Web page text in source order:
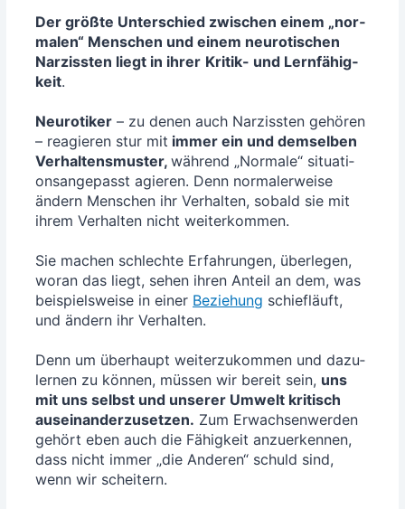
Der größ­te Unter­schied zwi­schen einem „nor­
ma­len“ Men­schen und einem neu­ro­ti­schen
Nar­ziss­ten liegt in ihrer Kri­tik- und Lern­fä­hig­
keit.
Neu­ro­ti­ker – zu denen auch Nar­ziss­ten gehö­ren
– reagie­ren stur mit immer ein und dem­sel­ben
Ver­hal­tens­mus­ter,wäh­rend „Nor­ma­le“ situa­ti­
ons­an­ge­passt agie­ren. Denn nor­ma­ler­wei­se
ändern Men­schen ihr Ver­hal­ten, sobald sie mit
ihrem Ver­hal­ten nicht wei­ter­kom­men.
Sie machen schlech­te Erfah­run­gen, über­le­gen,
wor­an das liegt, sehen ihren Anteil an dem, was
bei­spiels­wei­se in einer Bezie­hung schief­läuft,
und ändern ihr Ver­hal­ten.
Denn um über­haupt wei­ter­zu­kom­men und dazu­
ler­nen zu kön­nen, müs­sen wir bereit sein, uns
mit uns selbst und unse­rer Umwelt kri­tisch
aus­ein­an­der­zu­set­zen. Zum Erwach­sen­wer­den
gehört eben auch die Fähig­keit anzu­er­ken­nen,
dass nicht immer „die Ande­ren“ schuld sind,
wenn wir schei­tern.